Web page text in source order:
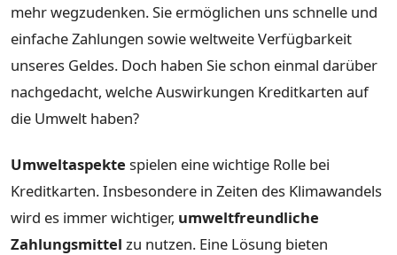
mehr wegzudenken. Sie ermöglichen uns schnelle und
einfache Zahlungen sowie weltweite Verfügbarkeit
unseres Geldes. Doch haben Sie schon einmal darüber
nachgedacht, welche Auswirkungen Kreditkarten auf
die Umwelt haben?
Umweltaspekte spielen eine wichtige Rolle bei
Kreditkarten. Insbesondere in Zeiten des Klimawandels
wird es immer wichtiger, umweltfreundliche
Zahlungsmittel zu nutzen. Eine Lösung bieten